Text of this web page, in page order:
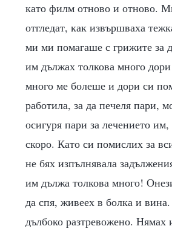
като филм отново и отново.
отгледат, как извършваха
ми ми помагаше с грижите за
им дължах толкова много
много ме болеше и дори си
работила, за да печеля пари,
осигуря пари за лечението
скоро. Като си помислих за
не бях изпълнявала
им дължа толкова много!
да спя, живеех в болка и
дълбоко разтревожено. Нямах